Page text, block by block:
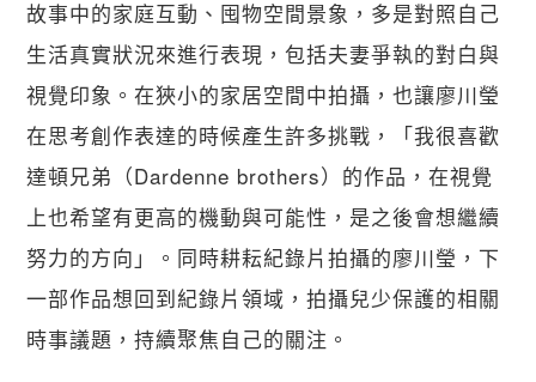
故事中的家庭互動、囤物空間景象，多是對照自己
生活真實狀況來進行表現，包括夫妻爭執的對白與
視覺印象。在狹小的家居空間中拍攝，也讓廖川瑩
在思考創作表達的時候產生許多挑戰，「我很喜歡
達頓兄弟（Dardenne brothers）的作品，在視覺
上也希望有更高的機動與可能性，是之後會想繼續
努力的方向」。同時耕耘紀錄片拍攝的廖川瑩，下
一部作品想回到紀錄片領域，拍攝兒少保護的相關
時事議題，持續聚焦自己的關注。